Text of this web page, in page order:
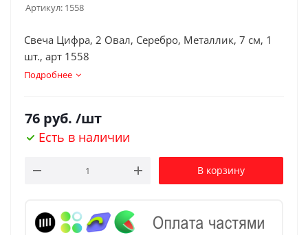
Артикул: 1558
Свеча Цифра, 2 Овал, Серебро, Металлик, 7 см, 1
шт., арт 1558
Подробнее
76 руб. /шт
Есть в наличии
В корзину